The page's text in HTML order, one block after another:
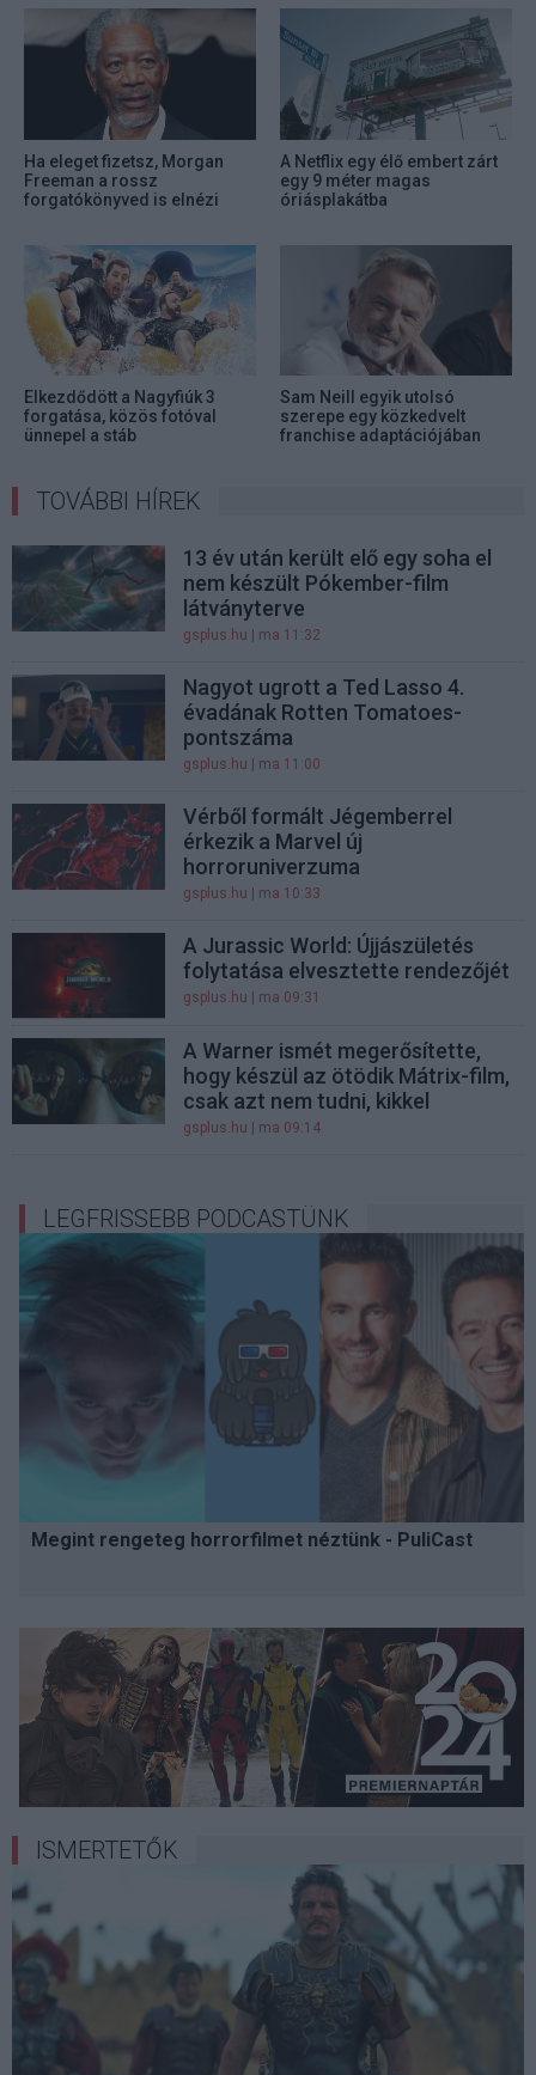
Ha eleget fizetsz, Morgan
Freeman a rossz
forgatókönyved is elnézi
A Netflix egy élő embert zárt
egy 9 méter magas
óriásplakátba
Elkezdődött a Nagyfiúk 3
forgatása, közös fotóval
ünnepel a stáb
Sam Neill egyik utolsó
szerepe egy közkedvelt
franchise adaptációjában
TOVÁBBI HÍREK
13 év után került elő egy soha el
nem készült Pókember-film
látványterve
gsplus.hu | ma 11:32
Nagyot ugrott a Ted Lasso 4.
évadának Rotten Tomatoes-
pontszáma
gsplus.hu | ma 11:00
Vérből formált Jégemberrel
érkezik a Marvel új
horroruniverzuma
gsplus.hu | ma 10:33
A Jurassic World: Újjászületés
folytatása elvesztette rendezőjét
gsplus.hu | ma 09:31
A Warner ismét megerősítette,
hogy készül az ötödik Mátrix-film,
csak azt nem tudni, kikkel
gsplus.hu | ma 09:14
LEGFRISSEBB PODCASTÜNK
Megint rengeteg horrorfilmet néztünk - PuliCast
ISMERTETŐK